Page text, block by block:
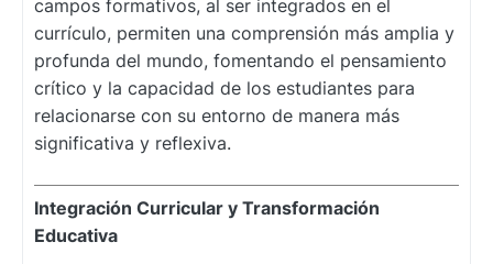
campos formativos, al ser integrados en el
currículo, permiten una comprensión más amplia y
profunda del mundo, fomentando el pensamiento
crítico y la capacidad de los estudiantes para
relacionarse con su entorno de manera más
significativa y reflexiva.
Integración Curricular y Transformación
Educativa